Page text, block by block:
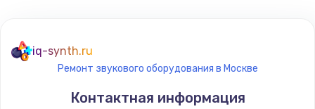
Замена термостата
1200 руб.
iq-synth.ru
Ремонт звукового оборудования в Москве
Контактная информация